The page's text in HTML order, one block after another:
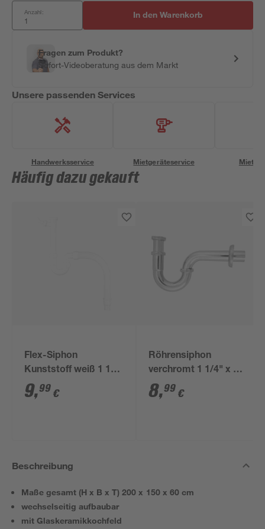
Anzahl: In den Warenkorb
Fragen zum Produkt?
Sofort-Videoberatung aus dem Markt
Unsere passenden Services
Handwerksservice Mietgeräteservice
Häufig dazu gekauft
Flex-Siphon
Kunststoff weiß 1 1/2'
x 40/50 mm
9,99 €
Röhrensiphon
verchromt 1 1/4" x 32
mm
8,99 €
Beschreibung
Maße gesamt (H x B x T) 200 x 150 x 60 cm
wechselseitig aufbaubar
mit Glaskeramikkochfeld